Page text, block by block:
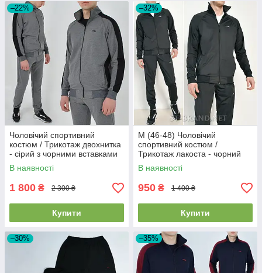
–22%
Чоловічий спортивний
костюм / Трикотаж двохнитка
- сірий з чорними вставками
В наявності
1 800 ₴ 2 300 ₴
Купити
–32%
M (46-48) Чоловічий
спортивний костюм /
Трикотаж лакоста - чорний
В наявності
950 ₴ 1 400 ₴
Купити
–30% –35%